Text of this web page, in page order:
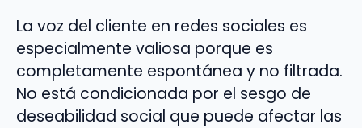
La voz del cliente en redes sociales es
especialmente valiosa porque es
completamente espontánea y no filtrada.
No está condicionada por el sesgo de
deseabilidad social que puede afectar las